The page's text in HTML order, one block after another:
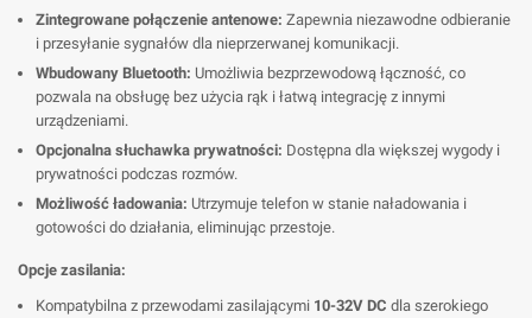
Zintegrowane połączenie antenowe: Zapewnia niezawodne odbieranie
i przesyłanie sygnałów dla nieprzerwanej komunikacji.
Wbudowany Bluetooth: Umożliwia bezprzewodową łączność, co
pozwala na obsługę bez użycia rąk i łatwą integrację z innymi
urządzeniami.
Opcjonalna słuchawka prywatności: Dostępna dla większej wygody i
prywatności podczas rozmów.
Możliwość ładowania: Utrzymuje telefon w stanie naładowania i
gotowości do działania, eliminując przestoje.
Opcje zasilania:
Kompatybilna z przewodami zasilającymi 10-32V DC dla szerokiego